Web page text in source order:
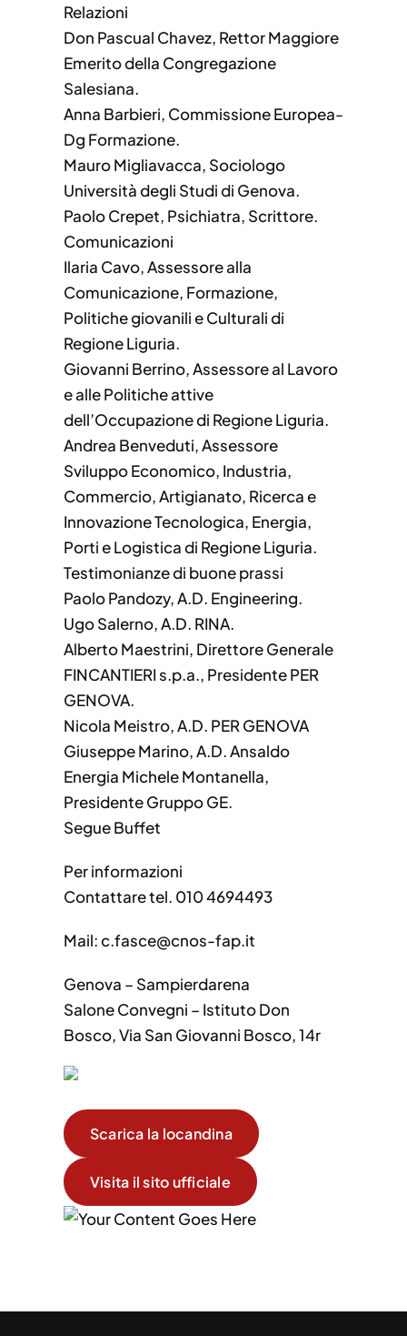
Relazioni
Don Pascual Chavez, Rettor Maggiore
Emerito della Congregazione
Salesiana.
Anna Barbieri, Commissione Europea-
Dg Formazione.
Mauro Migliavacca, Sociologo
Università degli Studi di Genova.
Paolo Crepet, Psichiatra, Scrittore.
Comunicazioni
Ilaria Cavo, Assessore alla
Comunicazione, Formazione,
Politiche giovanili e Culturali di
Regione Liguria.
Giovanni Berrino, Assessore al Lavoro
e alle Politiche attive
dell’Occupazione di Regione Liguria.
Andrea Benveduti, Assessore
Sviluppo Economico, Industria,
Commercio, Artigianato, Ricerca e
Innovazione Tecnologica, Energia,
Porti e Logistica di Regione Liguria.
Testimonianze di buone prassi
Paolo Pandozy, A.D. Engineering.
Ugo Salerno, A.D. RINA.
Alberto Maestrini, Direttore Generale
FINCANTIERI s.p.a., Presidente PER
GENOVA.
Nicola Meistro, A.D. PER GENOVA
Giuseppe Marino, A.D. Ansaldo
Energia Michele Montanella,
Presidente Gruppo GE.
Segue Buffet
Per informazioni
Contattare tel. 010 4694493
Mail: c.fasce@cnos-fap.it
Genova – Sampierdarena
Salone Convegni – Istituto Don
Bosco, Via San Giovanni Bosco, 14r
Scarica la locandina
Visita il sito ufficiale
Your Content Goes Here